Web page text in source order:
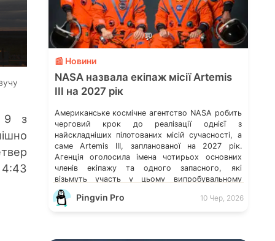
9 з
4:43
💬
📰 Новини
NASA назвала екіпаж місії Artemis
III на 2027 рік
Американське космічне агентство NASA робить
черговий крок до реалізації однієї з
найскладніших пілотованих місій сучасності, а
саме Artemis III, запланованої на 2027 рік.
Агенція оголосила імена чотирьох основних
членів екіпажу та одного запасного, які
візьмуть участь у цьому випробувальному
польоті, що є ключовим для підготовки до
Artemis IV у 2028 році.
Pingvin Pro 10 Чер, 2026